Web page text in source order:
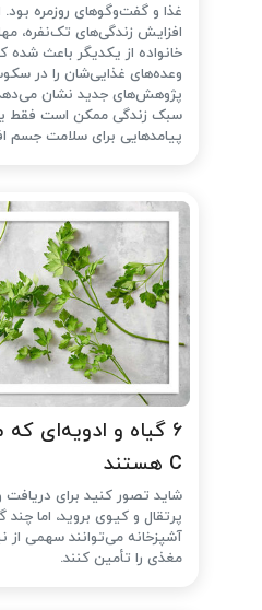
غذا و گفت‌وگوهای روزمره
افزایش زندگی‌های تک‌نفره،
خانواده از یکدیگر باعث شده
وعده‌های غذایی‌شان را در
پژوهش‌های جدید نشان
سبک زندگی ممکن است فقط
پیامدهایی برای سلامت جسم
۶ گیاه و ادویه‌ای
C هستند
پرتقال و کیوی بروید، اما چند
آشپزخانه می‌توانند سهمی از
مغذی را تأمین کنند.